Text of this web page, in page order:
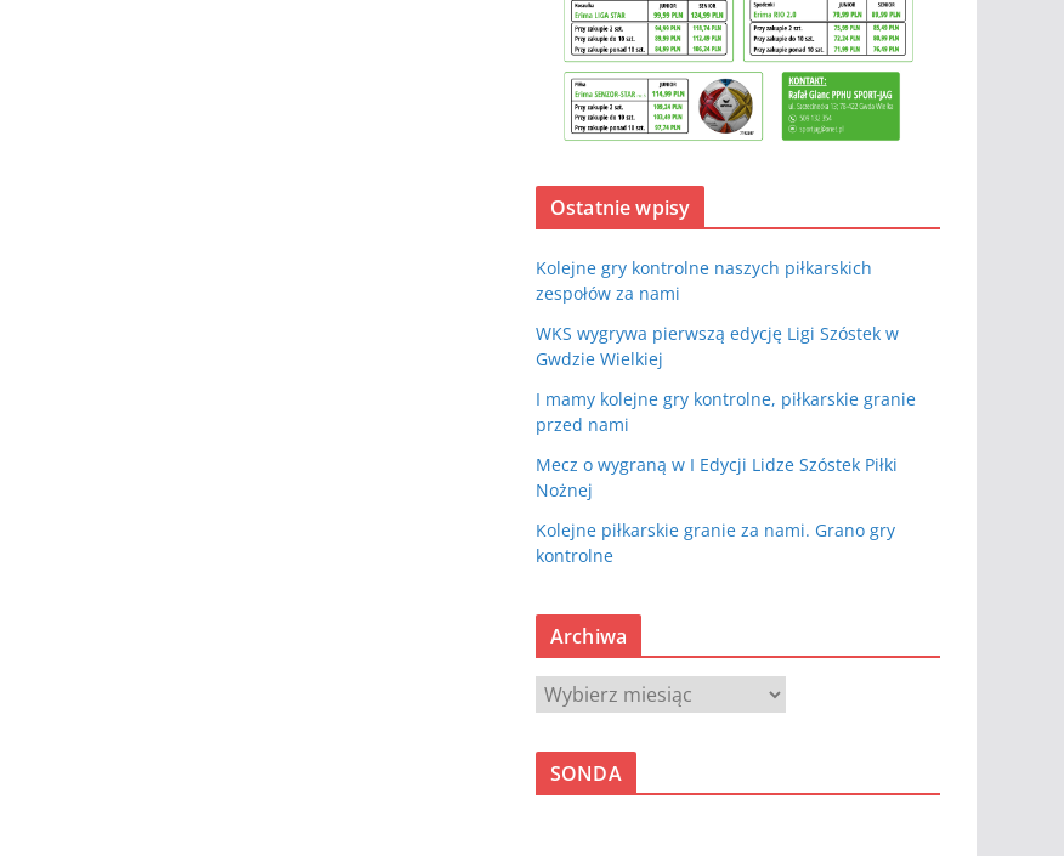
Ostatnie wpisy
Kolejne gry kontrolne naszych piłkarskich
zespołów za nami
WKS wygrywa pierwszą edycję Ligi Szóstek w
Gwdzie Wielkiej
I mamy kolejne gry kontrolne, piłkarskie granie
przed nami
Mecz o wygraną w I Edycji Lidze Szóstek Piłki
Nożnej
Kolejne piłkarskie granie za nami. Grano gry
kontrolne
Archiwa
A
c
SONDA